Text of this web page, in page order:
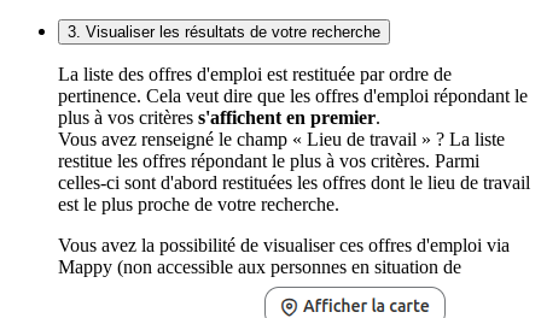
3. Visualiser les résultats de votre recherche
La liste des offres d'emploi est restituée par ordre de
pertinence. Cela veut dire que les offres d'emploi répondant le
plus à vos critères s'affichent en premier.
Vous avez renseigné le champ « Lieu de travail » ? La liste
restitue les offres répondant le plus à vos critères. Parmi
celles-ci sont d'abord restituées les offres dont le lieu de travail
est le plus proche de votre recherche.
Vous avez la possibilité de visualiser ces offres d'emploi via
Mappy (non accessible aux personnes en situation de